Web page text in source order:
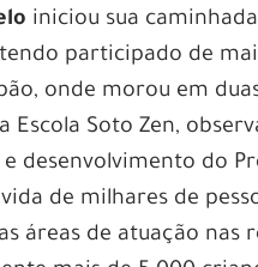
iniciou sua
participado de
onde morou em
Escola Soto Zen,
e desenvolvimento do
de milhares de
áreas de atuação nas